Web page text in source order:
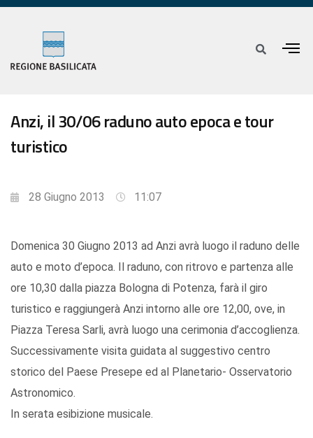
Anzi, il 30/06 raduno auto epoca e tour
turistico
28 Giugno 2013 11:07
Domenica 30 Giugno 2013 ad Anzi avrà luogo il raduno delle
auto e moto d’epoca. Il raduno, con ritrovo e partenza alle
ore 10,30 dalla piazza Bologna di Potenza, farà il giro
turistico e raggiungerà Anzi intorno alle ore 12,00, ove, in
Piazza Teresa Sarli, avrà luogo una cerimonia d’accoglienza.
Successivamente visita guidata al suggestivo centro
storico del Paese Presepe ed al Planetario- Osservatorio
Astronomico.
In serata esibizione musicale.